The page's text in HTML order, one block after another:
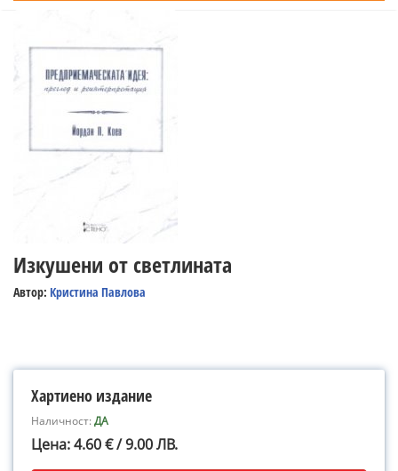
Изкушени от светлината
Автор: Кристина Павлова
Хартиено издание
Наличност:ДА
Цена: 4.60 € / 9.00 ЛВ.